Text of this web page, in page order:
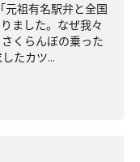
元祖有名駅弁と全国
ました。なぜ我々
くらんぼの乗った
たカツ...